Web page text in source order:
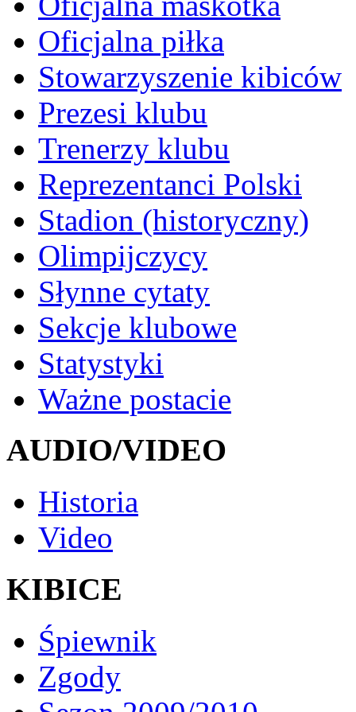
Oficjalna piłka
Stowarzyszenie kibiców
Prezesi klubu
Trenerzy klubu
Reprezentanci Polski
Stadion (historyczny)
Olimpijczycy
Słynne cytaty
Sekcje klubowe
Statystyki
Ważne postacie
AUDIO/VIDEO
Historia
Video
KIBICE
Śpiewnik
Zgody